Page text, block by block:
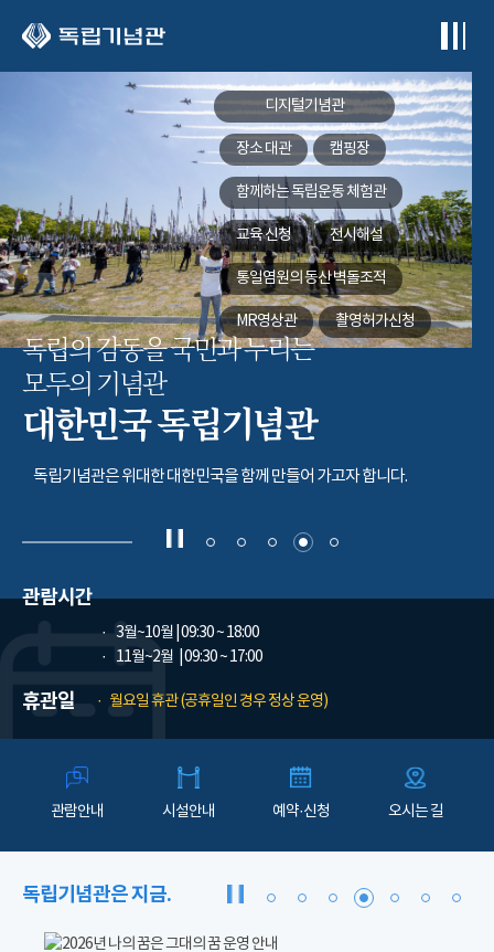
디지털기념관
장소 대관 캠핑장
함께하는독립운동 체험관
교육 신청 전시해설
통일염원의 동산벽돌조적
MR영상관 촬영허가신청
독립의 감동을 국민과 누리는
모두의 기념관
대한민국 독립기념관
독립기념관은 위대한 대한민국을 함께 만들어 가고자 합니다.
관람시간
3월~10월 | 09:30 ~ 18:00
11월~2월
| 09:30 ~ 17:00
휴관일 월요일 휴관 (공휴일인 경우 정상 운영)
관람안내 시설안내 예약·신청 오시는 길
독립기념관은 지금.